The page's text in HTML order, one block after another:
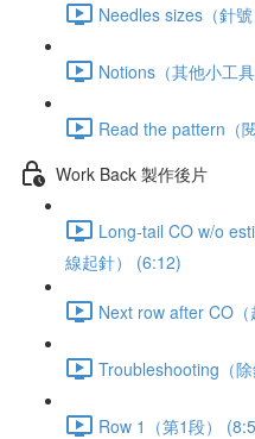
Needles sizes（針
Notions（其他小工
Read the pattern（
Work Back 製作後片
Long-tail CO w/o
線起針） (6:12)
Next row after CO
Troubleshooting（
Row 1（第1段）